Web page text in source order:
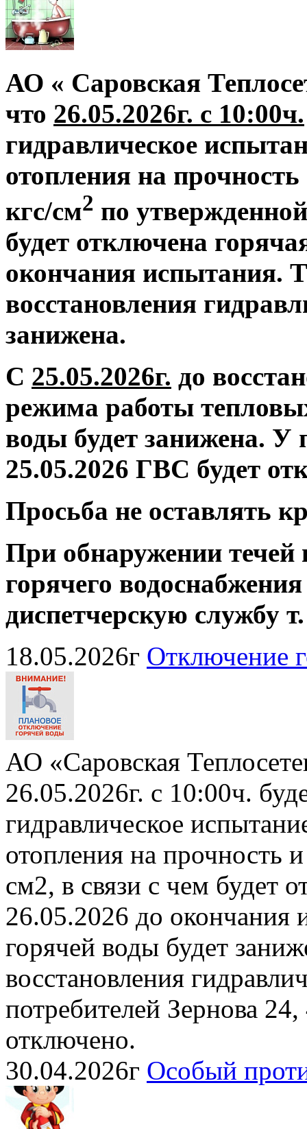
АО « Саровская
что 26.05.2026г. с 10:00ч.
гидравлическое
отопления на
кгс/см2 по
будет отключена
окончания испытания.
восстановления
занижена.
С 25.05.2026г. до
режима работы
воды будет занижена. У
25.05.2026 ГВС будет
Просьба не оставлять
При обнаружении течей
горячего
диспетчерскую службу
18.05.2026г Отключение
АО «Саровская
26.05.2026г. с 10:00ч.
гидравлическое
отопления на прочность
см2, в связи с чем будет
26.05.2026 до окончания
горячей воды будет
восстановления
потребителей Зернова
отключено.
30.04.2026г Особый